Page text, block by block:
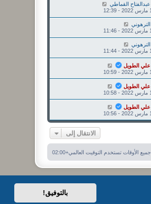
بالتوفيق!
عبدالفتاح القماطي
الترهوني
الترهوني
علي الطويل
علي الطويل
علي الطويل
الانتقال إلى
جميع الأوقات تستخدم التوقيت العالمي+02:00